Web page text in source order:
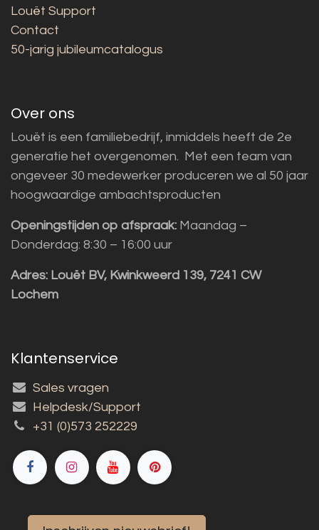
Louët Support
Contact
50-jarig jubileumcatalogus
Over ons
Louët is een familiebedrijf, inmiddels heeft de 2e
generatie het overgenomen. Met een team van
ongeveer 30 medewerker produceren we al 50 jaar
hoogwaardige ambachtsproducten
Openingstijden op afspraak: Maandag –
Donderdag: 8:30 – 16:00 uur
Adres: Louët BV, Kwinkweerd 139, 7241 CW
Lochem
Klantenservice
Sales vragen
Helpdesk/Support
+31 (0)573 252229